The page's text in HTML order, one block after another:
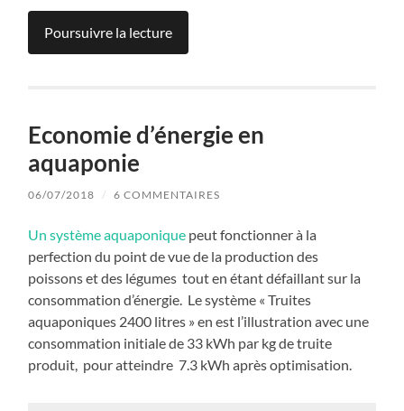
Poursuivre la lecture
Economie d’énergie en
aquaponie
06/07/2018 / 6 COMMENTAIRES
Un système aquaponique peut fonctionner à la
perfection du point de vue de la production des
poissons et des légumes tout en étant défaillant sur la
consommation d’énergie. Le système « Truites
aquaponiques 2400 litres » en est l’illustration avec une
consommation initiale de 33 kWh par kg de truite
produit, pour atteindre 7.3 kWh après optimisation.